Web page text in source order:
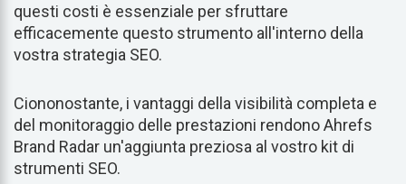
questi costi è essenziale per sfruttare
efficacemente questo strumento all'interno della
vostra strategia SEO.
Ciononostante, i vantaggi della visibilità completa e
del monitoraggio delle prestazioni rendono Ahrefs
Brand Radar un'aggiunta preziosa al vostro kit di
strumenti SEO.